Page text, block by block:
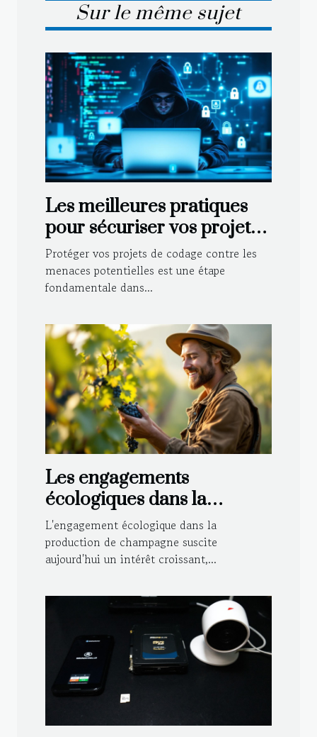
Sur le même sujet
Les meilleures pratiques
pour sécuriser vos projets
de codage
Protéger vos projets de codage contre les
menaces potentielles est une étape
fondamentale dans...
Les engagements
écologiques dans la
production de champagne
L'engagement écologique dans la
production de champagne suscite
aujourd'hui un intérêt croissant,...